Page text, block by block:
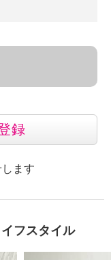
録
ます
フスタイル